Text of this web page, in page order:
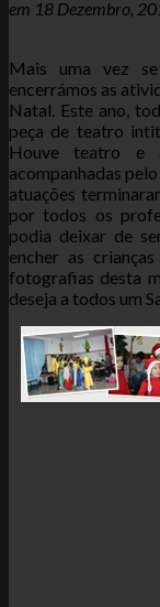
em 18 Dezembro,
Mais uma vez
encerrámos as
Natal. Este ano,
peça de teatro
Houve teatro e
acompanhadas
atuações
por todos os
podia deixar de
encher as
fotografias desta
deseja a todos um